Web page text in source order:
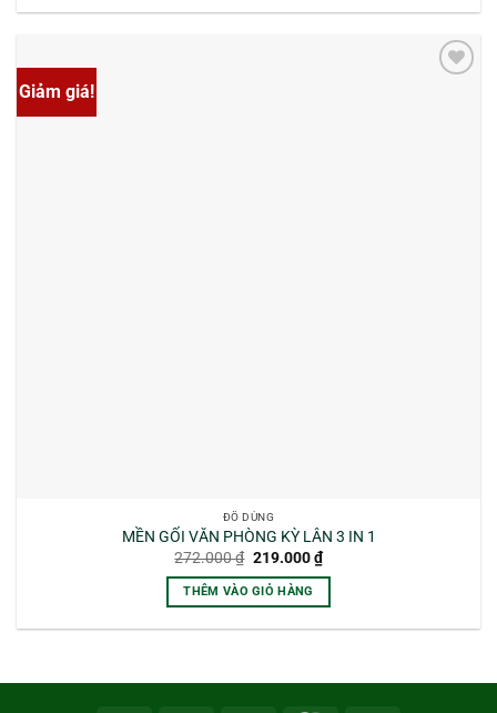
Giảm giá!
ĐỒ DÙNG
MỀN GỐI VĂN PHÒNG KỲ LÂN 3 IN 1
272.000₫ Giá
là:
272.000 ₫.
219.000₫Giá
hiện
tại
219.000 ₫.
THÊM VÀO GIỎ HÀNG